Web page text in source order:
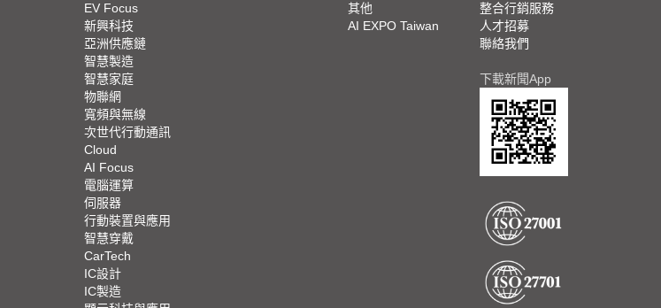
EV Focus
新興科技
亞洲供應鏈
智慧製造
智慧家庭
物聯網
寬頻與無線
次世代行動通訊
Cloud
AI Focus
電腦運算
伺服器
行動裝置與應用
智慧穿戴
CarTech
IC設計
IC製造
其他
AI EXPO Taiwan
整合行銷服務
人才招募
聯絡我們
下載新聞App